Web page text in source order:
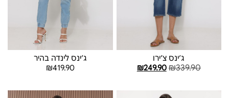
ג׳ינס צ׳ירו
₪339.90
₪249.90
ג׳ינס לינדה בהיר
₪419.90